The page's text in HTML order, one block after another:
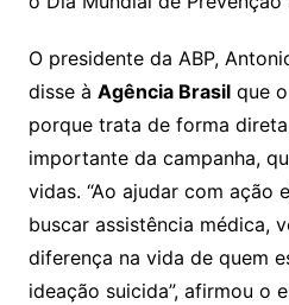
O presidente da ABP,
disse à Agência Brasilque o
porque trata de forma
importante da campanha,
vidas. “Ao ajudar com ação
buscar assistência médica,
diferença na vida de quem
ideação suicida”, afirmou o